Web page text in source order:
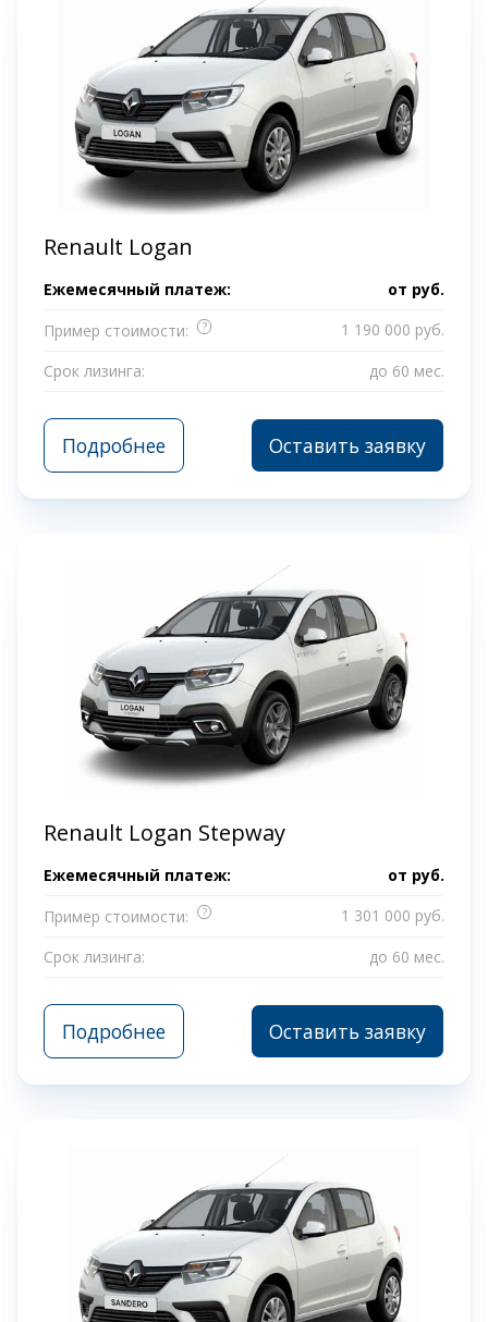
Renault Logan
Ежемесячный платеж: от руб.
Пример стоимости:
?
1 190 000 руб.
Срок лизинга:
до 60 мес.
Подробнее Оставить заявку
Renault Logan Stepway
Ежемесячный платеж: от руб.
Пример стоимости:
?
1 301 000 руб.
Срок лизинга:
до 60 мес.
Подробнее Оставить заявку